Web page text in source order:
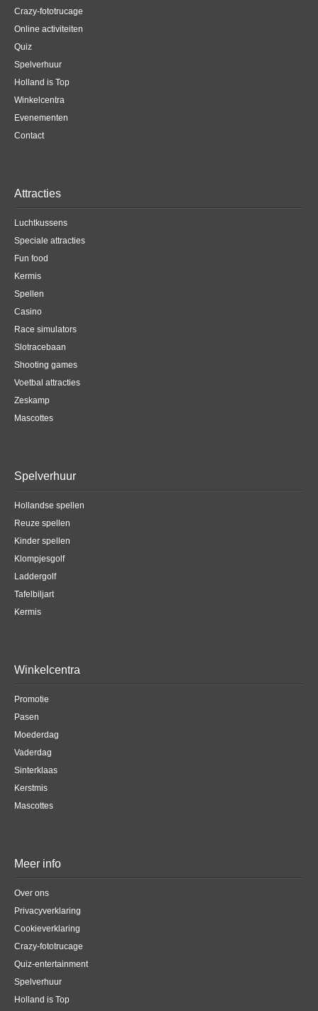
Crazy-fototrucage
Online activiteiten
Quiz
Spelverhuur
Holland is Top
Winkelcentra
Evenementen
Contact
Attracties
Luchtkussens
Speciale attracties
Fun food
Kermis
Spellen
Casino
Race simulators
Slotracebaan
Shooting games
Voetbal attracties
Zeskamp
Mascottes
Spelverhuur
Hollandse spellen
Reuze spellen
Kinder spellen
Klompjesgolf
Laddergolf
Tafelbiljart
Kermis
Winkelcentra
Promotie
Pasen
Moederdag
Vaderdag
Sinterklaas
Kerstmis
Mascottes
Meer info
Over ons
Privacyverklaring
Cookieverklaring
Crazy-fototrucage
Quiz-entertainment
Spelverhuur
Holland is Top